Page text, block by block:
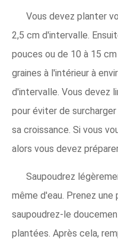
Vous devez planter
2,5 cm d'intervalle.
pouces ou de 10 à 15
graines à l'intérieur à
d'intervalle. Vous devez
pour éviter de
sa croissance. Si vous
alors vous devez
Saupoudrez
même d'eau. Prenez
saupoudrez-le
plantées. Après cela,